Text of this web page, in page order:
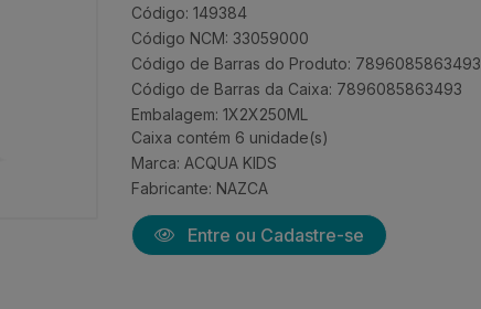
Código: 149384
Código NCM: 33059000
Código de Barras do Produto: 7896085863493
Código de Barras da Caixa: 7896085863493
Embalagem: 1X2X250ML
Caixa contém 6 unidade(s)
Marca: ACQUA KIDS
Fabricante: NAZCA
Entre ou Cadastre-se